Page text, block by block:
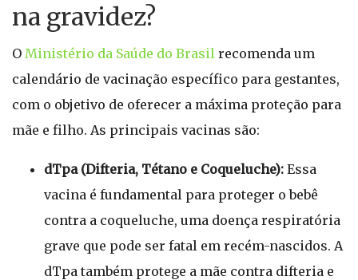
na gravidez?
O Ministério da Saúde do Brasil recomenda um
calendário de vacinação específico para gestantes,
com o objetivo de oferecer a máxima proteção para
mãe e filho. As principais vacinas são:
dTpa (Difteria, Tétano e Coqueluche): Essa
vacina é fundamental para proteger o bebê
contra a coqueluche, uma doença respiratória
grave que pode ser fatal em recém-nascidos. A
dTpa também protege a mãe contra difteria e